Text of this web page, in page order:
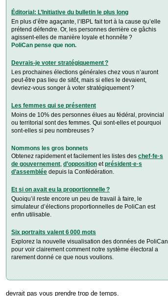
Éditorial: L’Initiative du bulletin le plus long
En plus d’être agaçante, l’IBPL fait tort à la cause qu’elle
prétend défendre. Or, les personnes derrière ce gâchis
agissent-elles de manière loyale et honnête ?
PoliCan pense que non.
Devrais-je voter stratégiquement ?
Les prochaines élections générales chez vous n’auront
peut-être pas lieu de sitôt, mais si elles le devaient,
devriez-vous songer à voter stratégiquement ?
Les femmes qui se présentent
Moins de 10% des personnes élues au fédéral, pro­vin­cial
ou territorial sont des femmes. Qui sont-elles et pourquoi
sont-elles si peu nombreuses ?
Nommons les gros bonnets
Obtenez rapidement et facilement les listes des chef·fe·s
de gouvernement d’opposition etpré­si­dent·e·s
d’assemblée depuis la Confédération.
Et si on avait eu la proportionnelle ?
Quoiqu’il reste encore un peu de travail à faire, le
simulateur d’élections pro­por­tion­nelles de PoliCan est
enfin utilisable.
Six portraits valent 6 000 mots
Explorez la nouvelle visualisation des données de PoliCan
pour voir clairement comment notre système électoral a
rarement donné ce que nous voulions.
devrait pas vous prendre trop de temps.